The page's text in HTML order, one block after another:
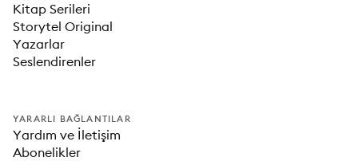
Kitap Serileri
Storytel Original
Yazarlar
Seslendirenler
YARARLI BAĞLANTILAR
Yardım ve İletişim
Abonelikler